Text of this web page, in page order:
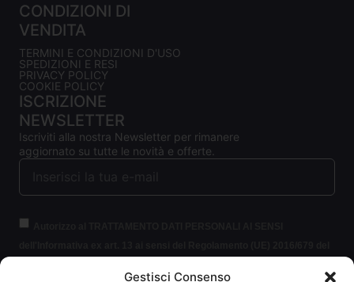
Gestisci Consenso
CONDIZIONI DI
VENDITA
TERMINI E CONDIZIONI D'USO
SPEDIZIONI E RESI
PRIVACY POLICY
COOKIE POLICY
ISCRIZIONE
NEWSLETTER
Iscriviti alla nostra Newsletter per rimanere
aggiornato su tutte le novità e offerte.